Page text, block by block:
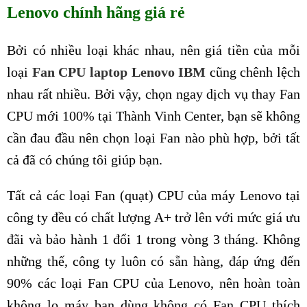
Lenovo chính hãng giá rẻ
Bởi có nhiều loại khác nhau, nên giá tiền của mỗi
loại Fan CPU laptop Lenovo IBM cũng chênh lệch
nhau rất nhiều. Bởi vậy, chọn ngay dịch vụ thay Fan
CPU mới 100% tại Thành Vinh Center, bạn sẽ không
cần đau đầu nên chọn loại Fan nào phù hợp, bởi tất
cả đã có chúng tôi giúp bạn.
Tất cả các loại Fan (quạt) CPU của máy Lenovo tại
công ty đều có chất lượng A+ trở lên với mức giá ưu
đãi và bảo hành 1 đổi 1 trong vòng 3 tháng. Không
những thế, công ty luôn có sẵn hàng, đáp ứng đến
90% các loại Fan CPU của Lenovo, nên hoàn toàn